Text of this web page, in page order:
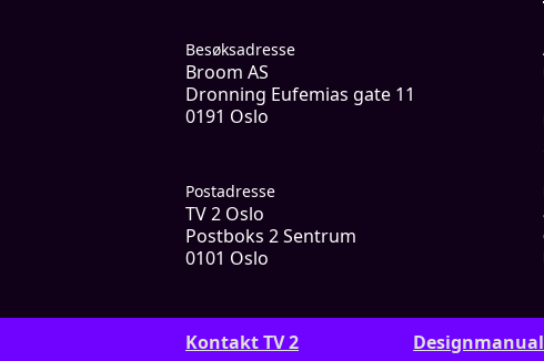
Besøksadresse
Broom AS
Dronning Eufemias gate 11
0191 Oslo
Postadresse
TV 2 Oslo
Postboks 2 Sentrum
0101 Oslo
Kontakt TV 2 Designmanual